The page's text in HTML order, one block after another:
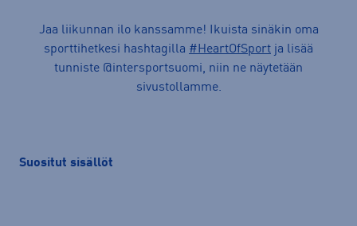
Jaa liikunnan ilo kanssamme! Ikuista sinäkin oma
sporttihetkesi hashtagilla #HeartOfSport ja lisää
tunniste @intersportsuomi, niin ne näytetään
sivustollamme.
Suositut sisällöt